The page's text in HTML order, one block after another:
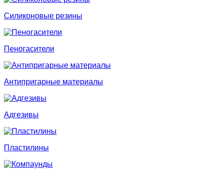
Силиконовые резины
Пеногасители
Антипригарные материалы
Адгезивы
Пластилины